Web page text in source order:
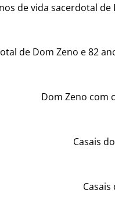
de vida sacerdotal
de Dom Zeno e 82
Dom Zeno com
Casais
Casais